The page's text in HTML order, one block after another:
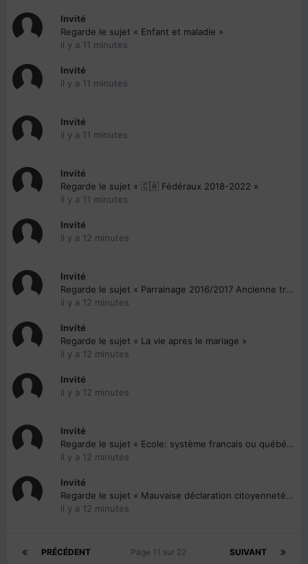
Invité
Regarde le sujet « Enfant et maladie »
il y a 11 minutes
Invité
il y a 11 minutes
Invité
il y a 11 minutes
Invité
Regarde le sujet « 🇨🇦 Fédéraux 2018-2022 »
il y a 11 minutes
Invité
il y a 12 minutes
Invité
Regarde le sujet « Parrainage 2016/2017 Ancienne trousse (BVC Paris) »
il y a 12 minutes
Invité
Regarde le sujet « La vie apres le mariage »
il y a 12 minutes
Invité
il y a 12 minutes
Invité
Regarde le sujet « Ecole: système francais ou québécois ? + apprentissage anglais »
il y a 12 minutes
Invité
Regarde le sujet « Mauvaise déclaration citoyenneté canadienne »
il y a 12 minutes
PRÉCÉDENT SUIVANT
Page 11 sur 22